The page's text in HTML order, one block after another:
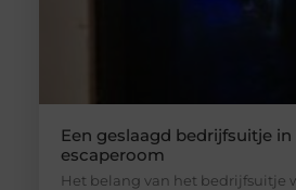
Een geslaagd bedrijfsuitje
escaperoom
Het belang van het bedrijfsuitje